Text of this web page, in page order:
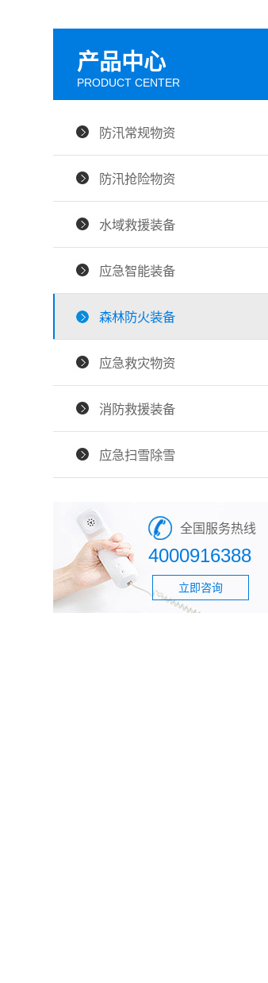
产品中心
PRODUCT CENTER
防汛常规物资
防汛抢险物资
水域救援装备
应急智能装备
森林防火装备
应急救灾物资
消防救援装备
应急扫雪除雪
全国服务热线
4000916388
立即咨询